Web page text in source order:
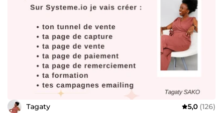
Tagaty 5,0 (126)